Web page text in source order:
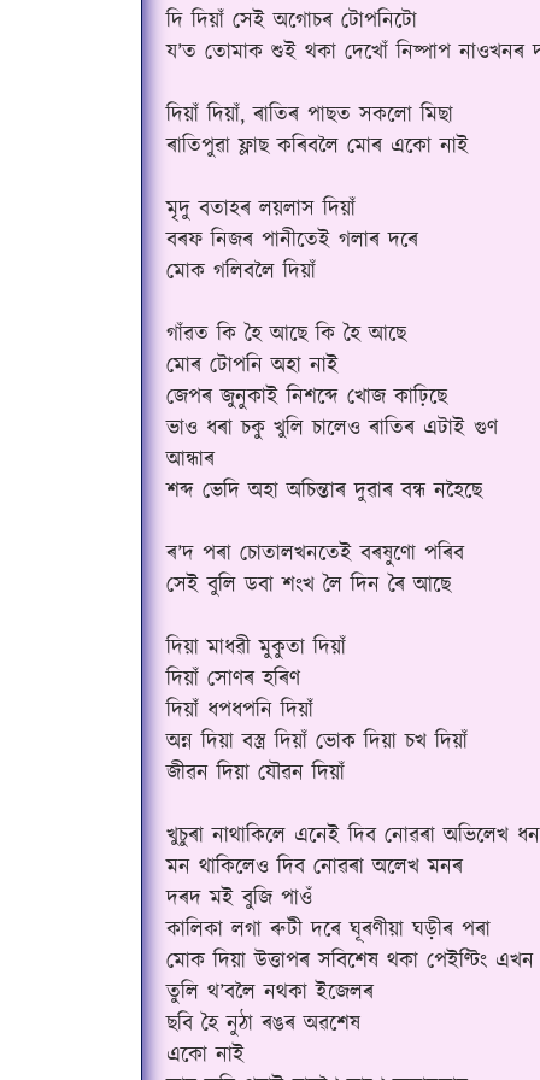
দি দিয়াঁ সেই অগোচৰ টোপনিটো
য’ত তোমাক শুই থকা দেখোঁ নিষ্পাপ নাওখনৰ
দিয়াঁ দিয়াঁ, ৰাতিৰ পাছত সকলো মিছা
ৰাতিপুৱা ফ্লাছ কৰিবলৈ মোৰ একো নাই
মৃদু বতাহৰ লয়লাস দিয়াঁ
বৰফ নিজৰ পানীতেই গলাৰ দৰে
মোক গলিবলৈ দিয়াঁ
গাঁৱত কি হৈ আছে কি হৈ আছে
মোৰ টোপনি অহা নাই
জেপৰ জুনুকাই নিশব্দে খোজ কাঢ়িছে
ভাও ধৰা চকু খুলি চালেও ৰাতিৰ এটাই গুণ
আন্ধাৰ
শব্দ ভেদি অহা অচিন্তাৰ দুৱাৰ বন্ধ নহৈছে
ৰ’দ পৰা চোতালখনতেই বৰষুণো পৰিব
সেই বুলি ডবা শংখ লৈ দিন ৰৈ আছে
দিয়া মাধৱী মুকুতা দিয়াঁ
দিয়াঁ সোণৰ হৰিণ
দিয়াঁ ধপধপনি দিয়াঁ
অন্ন দিয়া বস্ত্ৰ দিয়াঁ ভোক দিয়া চখ দিয়াঁ
জীৱন দিয়া যৌৱন দিয়াঁ
খুচুৰা নাথাকিলে এনেই দিব নোৱৰা অভিলেখ
মন থাকিলেও দিব নোৱৰা অলেখ মনৰ
দৰদ মই বুজি পাওঁ
কালিকা লগা ৰুটী দৰে ঘূৰণীয়া ঘড়ীৰ পৰা
মোক দিয়া উত্তাপৰ সবিশেষ থকা পেইণ্টিং এখন
তুলি থ’বলৈ নথকা ইজেলৰ
ছবি হৈ নুঠা ৰঙৰ অৱশেষ
একো নাই